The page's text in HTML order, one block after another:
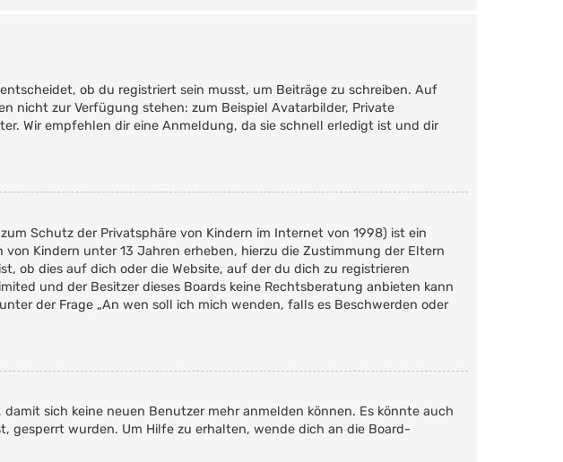
ob du registriert sein musst, um Beiträge zu schreiben. Auf
nicht zur Verfügung stehen: zum Beispiel Avatarbilder, Private
Wir empfehlen dir eine Anmeldung, da sie schnell erledigt ist und dir
Schutz der Privatsphäre von Kindern im Internet von 1998) ist ein
Kindern unter 13 Jahren erheben, hierzu die Zustimmung der Eltern
ob dies auf dich oder die Website, auf der du dich zu registrieren
und der Besitzer dieses Boards keine Rechtsberatung anbieten kann
der Frage „An wen soll ich mich wenden, falls es Beschwerden oder
sich keine neuen Benutzer mehr anmelden können. Es könnte auch
gesperrt wurden. Um Hilfe zu erhalten, wende dich an die Board-